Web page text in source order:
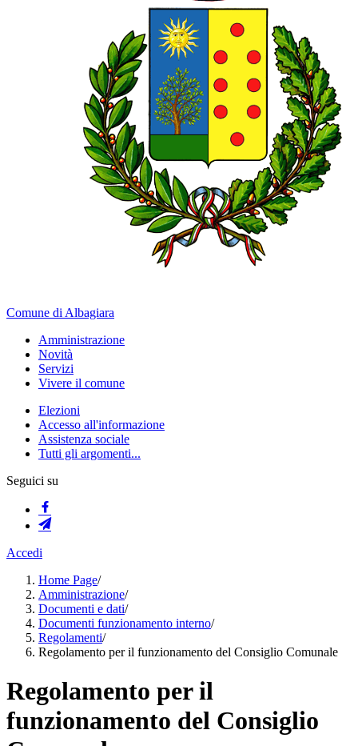
Comune di Albagiara
Amministrazione
Novità
Servizi
Vivere il comune
Elezioni
Accesso all'informazione
Assistenza sociale
Tutti gli argomenti...
Seguici su
Accedi
Home Page/
Amministrazione/
Documenti e dati/
Documenti funzionamento interno/
Regolamenti/
Regolamento per il funzionamento del Consiglio Comunale
Regolamento per il
funzionamento del Consiglio